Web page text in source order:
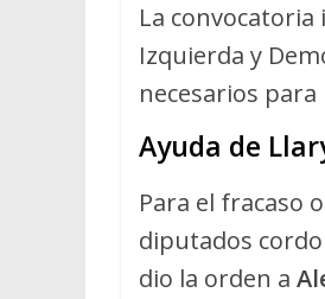
La
Izquierda y
necesarios
Ayuda de
Para el fracaso
diputados
dio la orden a